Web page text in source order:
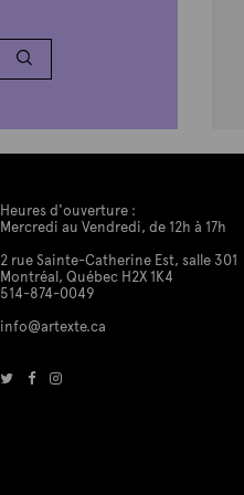
Heures d'ouverture :
Mercredi au Vendredi, de 12h à 17h
2 rue Sainte-Catherine Est, salle 301
Montréal, Québec H2X 1K4
514-874-0049
info@artexte.ca